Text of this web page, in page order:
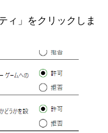
ィ」をクリックしま